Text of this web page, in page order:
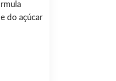
do açúcar